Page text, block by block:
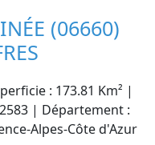
(06660)
: 173.81 Km² |
| Département :
Alpes-Côte d'Azur